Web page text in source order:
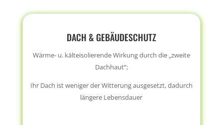
DACH & GEBÄUDESCHUTZ
Wärme- u. kälteisolierende Wirkung durch die „zweite
Dachhaut“;
Ihr Dach ist weniger der Witterung ausgesetzt, dadurch
längere Lebensdauer